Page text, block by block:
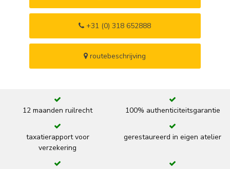
+31 (0) 318 652888
routebeschrijving
12 maanden ruilrecht 100% authenticiteitsgarantie
taxatierapport voor
verzekering
gerestaureerd in eigen atelier